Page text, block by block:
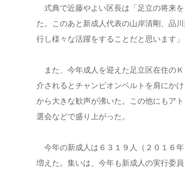
式典で近藤やよい区長は「足立の将来
た。このあと新成人代表の山岸清剛、品
行し様々な活躍をすることだと思います」
また、今年成人を迎えた足立区在住の
介されるとチャンピオンベルトを肩にか
から大きな歓声が沸いた。この他にもア
選会などで盛り上がった。
今年の新成人は６３１９人（２０１６
増えた。集いは、今年も新成人の実行委